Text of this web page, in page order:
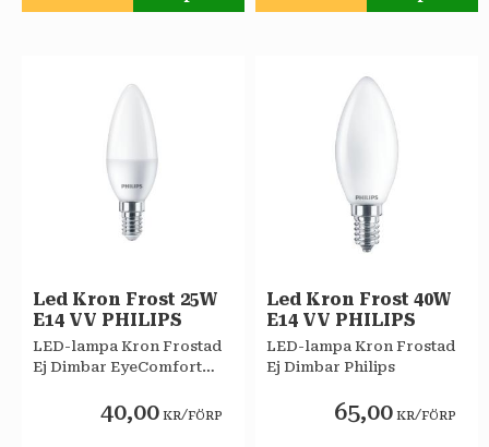
Led Kron Frost 25W
E14 VV PHILIPS
LED-lampa Kron Frostad
Ej Dimbar EyeComfort
40,00 KR/FÖRP
Led Kron Frost 40W
E14 VV PHILIPS
LED-lampa Kron Frostad
Ej Dimbar Philips
65,00 KR/FÖRP